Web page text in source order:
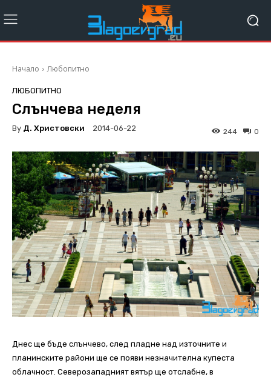
Начало Любопитно
ЛЮБОПИТНО
Слънчева неделя
By Д. Христовски 2014-06-22 0
244
Днес ще бъде слънчево, след пладне над източните и
планинските райони ще се появи незначителна купеста
облачност. Северозападният вятър ще отслабне, в